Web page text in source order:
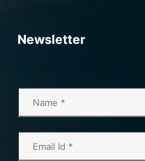
Newsletter